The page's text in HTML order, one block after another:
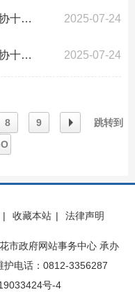
攀枝花市卫生健康委员会对市政协十届四次会议第57号提案答复的函 2025-07-24
攀枝花市卫生健康委员会对市政协十届四次会议第36号提案答复的函 2025-07-24
8 9
页
跳转到
| 收藏本站 | 法律声明
市政府网站事务中心 承办
护电话：0812-3356287
号-4